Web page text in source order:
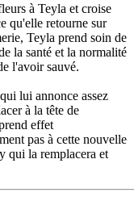
à Teyla et croise
qu'elle retourne sur
Teyla prend soin de
la santé et la normalité
l'avoir sauvé.
lui annonce assez
à la tête de
effet
pas à cette nouvelle
qui la remplacera et